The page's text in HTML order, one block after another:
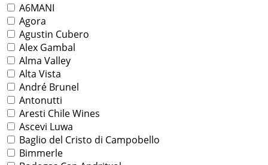
A6MANI
Agora
Agustin Cubero
Alex Gambal
Alma Valley
Alta Vista
André Brunel
Antonutti
Aresti Chile Wines
Ascevi Luwa
Baglio del Cristo di Campobello
Bimmerle